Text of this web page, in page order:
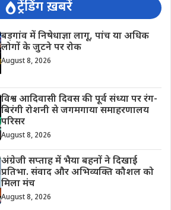
ट्रेंडिंग ख़बरें
बड़गांव में निषेधाज्ञा लागू, पांच या अधिक
लोगों के जुटने पर रोक
August 8, 2026
विश्व आदिवासी दिवस की पूर्व संध्या पर रंग-
बिरंगी रोशनी से जगमगाया समाहरणालय
परिसर
August 8, 2026
अंग्रेजी सप्ताह में भैया बहनों ने दिखाई
प्रतिभा. संवाद और अभिव्यक्ति कौशल को
मिला मंच
August 8, 2026